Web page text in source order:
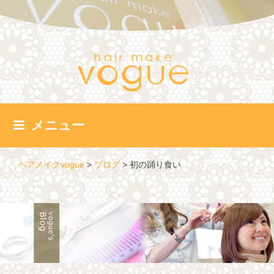
ン
テ
ツ
へ
ス
キ
メニュー
ヘアメイクvogue>ブログ>初の踊り食い